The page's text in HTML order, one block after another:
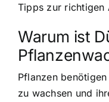
Tipps zur richtigen
Warum ist
Pflanzen
zu wachsen und